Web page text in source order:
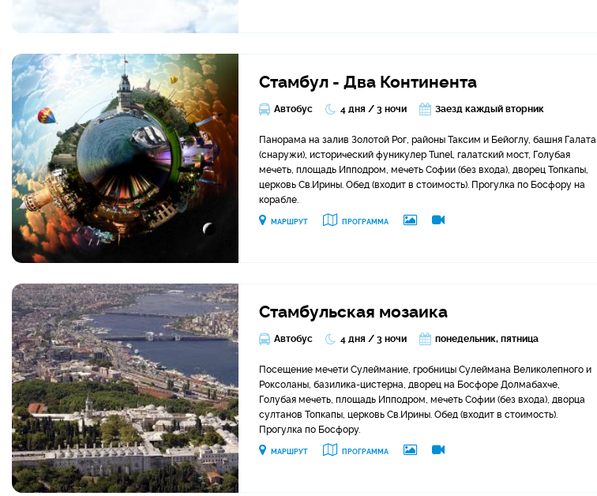
Стамбул - Два Континента
Автобус 4 дня / 3 ночи Заезд каждый вторник
Панорама на залив Золотой Рог, районы Таксим и Бейоглу, башня Галата
(снаружи), исторический фуникулер Tunel, галатский мост, Голубая
мечеть, площадь Ипподром, мечеть Софии (без входа), дворец Топкапы,
церковь Св.Ирины. Обед (входит в стоимость). Прогулка по Босфору на
корабле.
МАРШРУТ ПРОГРАММА
Стамбульская мозаика
Автобус 4 дня / 3 ночи понедельник, пятница
Посещение мечети Сулеймание, гробницы Сулеймана Великолепного и
Роксоланы, базилика-цистерна, дворец на Босфоре Долмабахче,
Голубая мечеть, площадь Ипподром, мечеть Софии (без входа), дворца
султанов Топкапы, церковь Св.Ирины. Обед (входит в стоимость).
Прогулка по Босфору.
МАРШРУТ ПРОГРАММА